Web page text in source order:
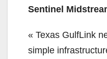
Sentinel
« Texas GulfLink
simple